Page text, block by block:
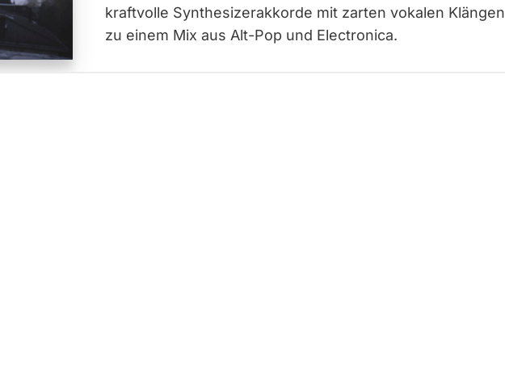
kraftvolle Synthesizerakkorde mit zarten vokalen Klängen
zu einem Mix aus Alt-Pop und Electronica.